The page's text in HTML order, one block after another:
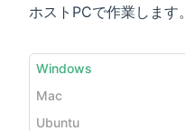
ホストPCで作業します。
Windows
Mac
Ubuntu